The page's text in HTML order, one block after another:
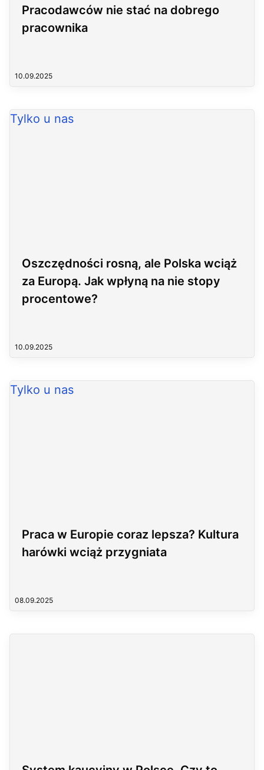
Pracodawców nie stać na dobrego
pracownika
10.09.2025
Tylko u nas
Oszczędności rosną, ale Polska wciąż
za Europą. Jak wpłyną na nie stopy
procentowe?
10.09.2025
Tylko u nas
Praca w Europie coraz lepsza? Kultura
harówki wciąż przygniata
08.09.2025